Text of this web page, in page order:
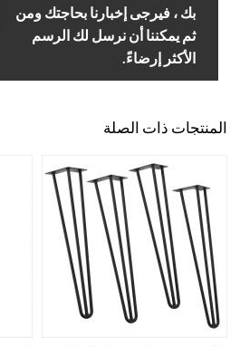
بك ، فيرجى إخبارنا بحاجتك ومن
ثم يمكننا أن نرسل لك الرسم
الأكثر إرضاءً.
المنتجات ذات الصلة